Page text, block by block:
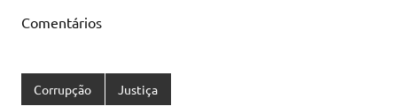
Comentários
Corrupção Justiça